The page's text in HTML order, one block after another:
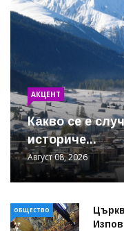
АКЦЕНТ
Какво се е
историче...
Август 08, 2026
ОБЩЕСТВО